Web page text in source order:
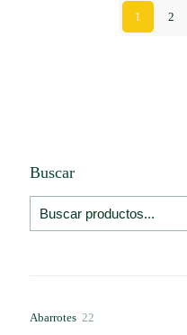
1 2
Buscar
Abarrotes 22